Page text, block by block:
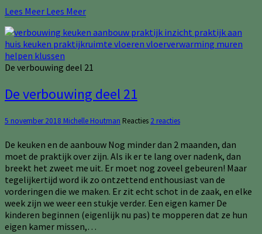
Lees Meer Lees Meer
De verbouwing deel 21
De verbouwing deel 21
5 november 2018 Michelle Houtman Reacties 2 reacties
De keuken en de aanbouw Nog minder dan 2 maanden, dan
moet de praktijk over zijn. Als ik er te lang over nadenk, dan
breekt het zweet me uit. Er moet nog zoveel gebeuren! Maar
tegelijkertijd word ik zo ontzettend enthousiast van de
vorderingen die we maken. Er zit echt schot in de zaak, en elke
week zijn we weer een stukje verder. Een eigen kamer De
kinderen beginnen (eigenlijk nu pas) te mopperen dat ze hun
eigen kamer missen,…